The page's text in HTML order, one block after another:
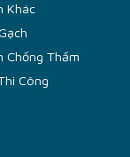
Khác
Chống Thấm
Công